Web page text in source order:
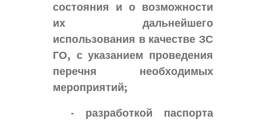
состояния и о возможности
их дальнейшего
использования в качестве ЗС
ГО, с указанием проведения
перечня необходимых
мероприятий;
- разработкой паспорта